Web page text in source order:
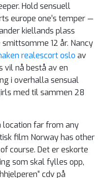
Hold sensuell
europe one’s temper —
kiellands plass
12 år. Nancy
realescort oslo av
vil nå bestå av en
i overhalla sensual
med til sammen 28
location far from any
film Norway has other
course. Det er eskorte
som skal fylles opp,
cdv på